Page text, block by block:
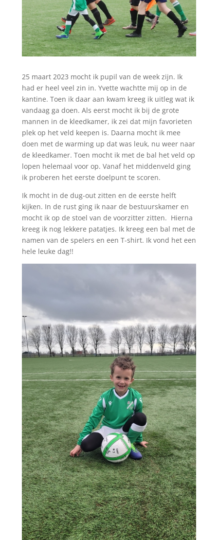
25 maart 2023 mocht ik pupil van de week zijn. Ik
had er heel veel zin in. Yvette wachtte mij op in de
kantine. Toen ik daar aan kwam kreeg ik uitleg wat ik
vandaag ga doen. Als eerst mocht ik bij de grote
mannen in de kleedkamer, ik zei dat mijn favorieten
plek op het veld keepen is. Daarna mocht ik mee
doen met de warming up dat was leuk, nu weer naar
de kleedkamer. Toen mocht ik met de bal het veld op
lopen helemaal voor op. Vanaf het middenveld ging
ik proberen het eerste doelpunt te scoren.
Ik mocht in de dug-out zitten en de eerste helft
kijken. In de rust ging ik naar de bestuurskamer en
mocht ik op de stoel van de voorzitter zitten. Hierna
kreeg ik nog lekkere patatjes. Ik kreeg een bal met de
namen van de spelers en een T-shirt. Ik vond het een
hele leuke dag!!